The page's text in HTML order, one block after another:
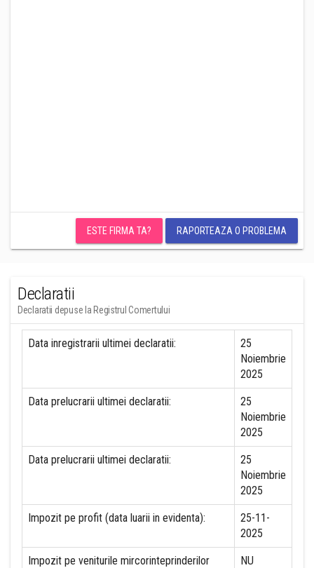
ESTE FIRMA TA? RAPORTEAZA O PROBLEMA
Declaratii
Declaratii depuse la Registrul Comertului
Data inregistrarii ultimei declaratii:
25
Noiembrie
2025
Data prelucrarii ultimei declaratii:
25
Noiembrie
2025
Data prelucrarii ultimei declaratii:
25
Noiembrie
2025
Impozit pe profit (data luarii in evidenta):
25-11-
2025
Impozit pe veniturile mircorinteprinderilor
NU